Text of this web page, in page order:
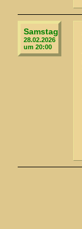
Samstag
28.02.2026
um 20:00